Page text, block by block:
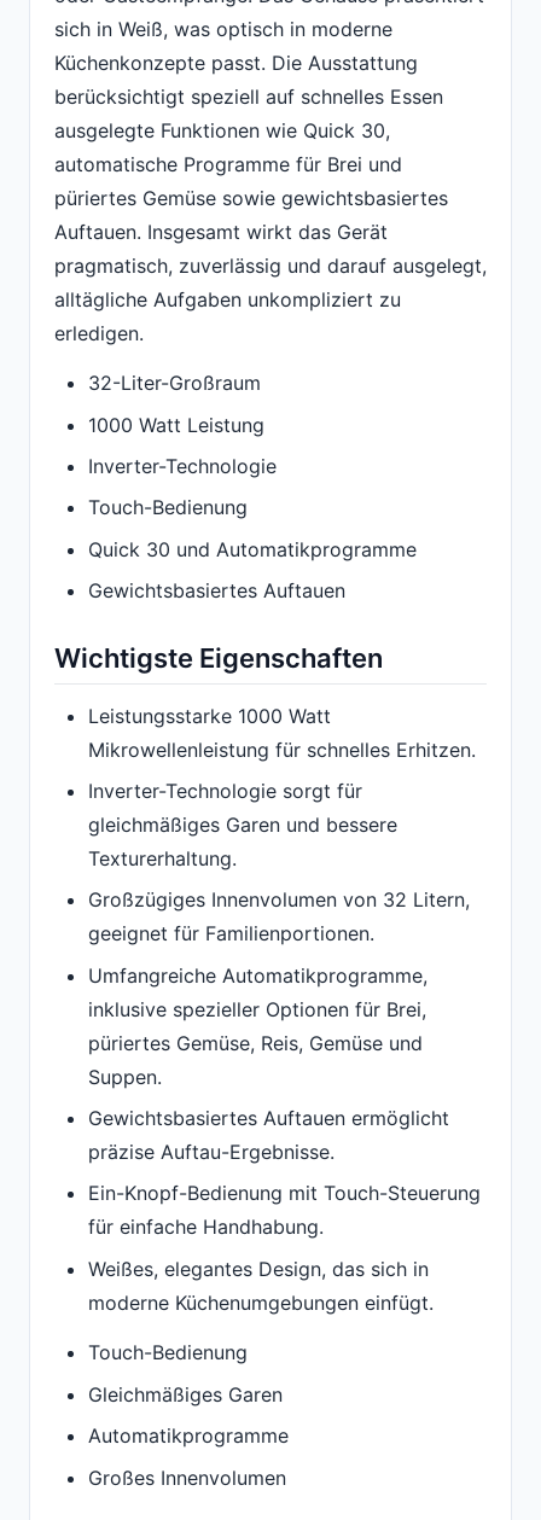
sich in Weiß, was optisch in moderne
Küchenkonzepte passt. Die Ausstattung
berücksichtigt speziell auf schnelles Essen
ausgelegte Funktionen wie Quick 30,
automatische Programme für Brei und
püriertes Gemüse sowie gewichtsbasiertes
Auftauen. Insgesamt wirkt das Gerät
pragmatisch, zuverlässig und darauf ausgelegt,
alltägliche Aufgaben unkompliziert zu
erledigen.
32-Liter-Großraum
1000 Watt Leistung
Inverter-Technologie
Touch-Bedienung
Quick 30 und Automatikprogramme
Gewichtsbasiertes Auftauen
Wichtigste Eigenschaften
Leistungsstarke 1000 Watt
Mikrowellenleistung für schnelles Erhitzen.
Inverter-Technologie sorgt für
gleichmäßiges Garen und bessere
Texturerhaltung.
Großzügiges Innenvolumen von 32 Litern,
geeignet für Familienportionen.
Umfangreiche Automatikprogramme,
inklusive spezieller Optionen für Brei,
püriertes Gemüse, Reis, Gemüse und
Suppen.
Gewichtsbasiertes Auftauen ermöglicht
präzise Auftau-Ergebnisse.
Ein-Knopf-Bedienung mit Touch-Steuerung
für einfache Handhabung.
Weißes, elegantes Design, das sich in
moderne Küchenumgebungen einfügt.
Touch-Bedienung
Gleichmäßiges Garen
Automatikprogramme
Großes Innenvolumen